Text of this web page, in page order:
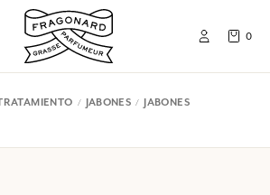
0
JABONES
JABONES